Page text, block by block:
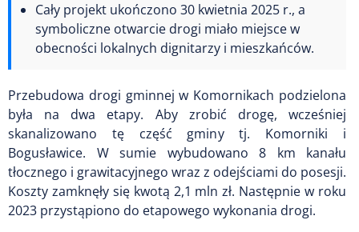
Cały projekt ukończono 30 kwietnia 2025 r., a
symboliczne otwarcie drogi miało miejsce w
obecności lokalnych dignitarzy i mieszkańców.
Przebudowa drogi gminnej w Komornikach podzielona
była na dwa etapy. Aby zrobić drogę, wcześniej
skanalizowano tę część gminy tj. Komorniki i
Bogusławice. W sumie wybudowano 8 km kanału
tłocznego i grawitacyjnego wraz z odejściami do posesji.
Koszty zamknęły się kwotą 2,1 mln zł. Następnie w roku
2023 przystąpiono do etapowego wykonania drogi.